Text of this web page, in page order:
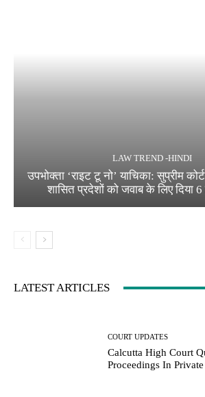
LAW TREND -HINDI
उपभोक्ता ‘राइट टू नो’ याचिका: सुप्रीम
शासित प्रदेशों को जवाब के लिए दिया
LATEST ARTICLES
COURT UPDATES
Calcutta High Court
Proceedings In